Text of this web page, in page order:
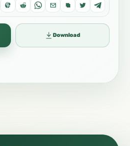
Download